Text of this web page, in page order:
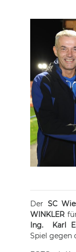
Der SC
WINKLER
Ing. Karl
Spiel gegen